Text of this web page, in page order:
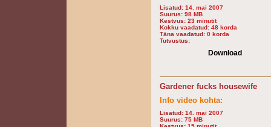
Lisatud: 14. mai 2007
Suurus: 98 MB
Kestvus: 23 minutit
Kokku vaadatud: 48 korda
Täna vaadatud: 0 korda
Tutvustus:
Download
Gardener fucks housewife
Info video kohta:
Lisatud: 14. mai 2007
Suurus: 75 MB